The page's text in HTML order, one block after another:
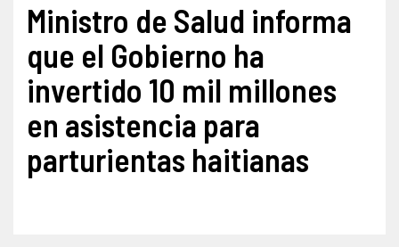
Ministro de Salud informa
que el Gobierno ha
invertido 10 mil millones
en asistencia para
parturientas haitianas